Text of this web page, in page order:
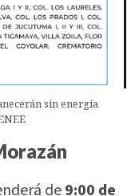
sin energía
de9:00 de